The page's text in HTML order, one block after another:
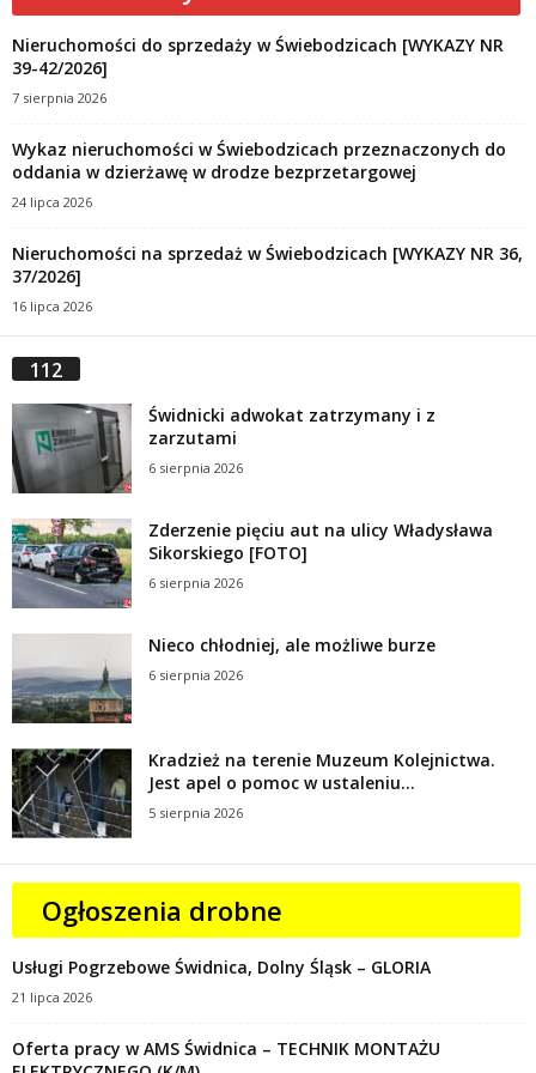
Nieruchomości do sprzedaży w Świebodzicach [WYKAZY NR
39-42/2026]
7 sierpnia 2026
Wykaz nieruchomości w Świebodzicach przeznaczonych do
oddania w dzierżawę w drodze bezprzetargowej
24 lipca 2026
Nieruchomości na sprzedaż w Świebodzicach [WYKAZY NR 36,
37/2026]
16 lipca 2026
112
Świdnicki adwokat zatrzymany i z
zarzutami
6 sierpnia 2026
Zderzenie pięciu aut na ulicy Władysława
Sikorskiego [FOTO]
6 sierpnia 2026
Nieco chłodniej, ale możliwe burze
6 sierpnia 2026
Kradzież na terenie Muzeum Kolejnictwa.
Jest apel o pomoc w ustaleniu...
5 sierpnia 2026
Ogłoszenia drobne
Usługi Pogrzebowe Świdnica, Dolny Śląsk – GLORIA
21 lipca 2026
Oferta pracy w AMS Świdnica – TECHNIK MONTAŻU